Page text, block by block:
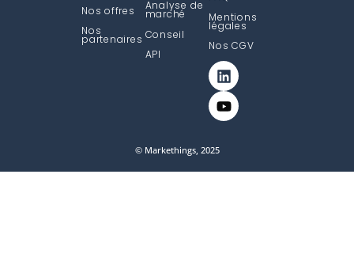
Nos offres
Nos
partenaires
Analyse de
marché
Conseil
API
Mentions
légales
Nos CGV
© Markethings, 2025